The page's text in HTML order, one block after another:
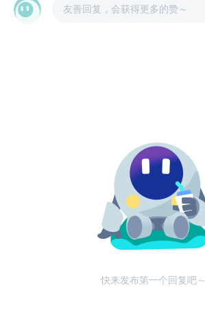
友善回复，会获得更多的赞～
快来发布第一个回复吧～